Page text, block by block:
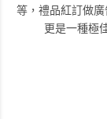
等，禮品紅訂做
更是一種極